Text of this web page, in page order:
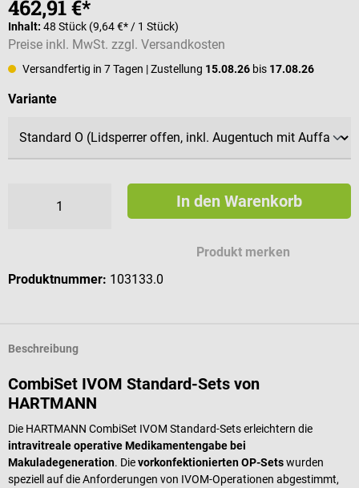
462,91 €*
Inhalt: 48 Stück (9,64 €* / 1 Stück)
Preise inkl. MwSt. zzgl. Versandkosten
Versandfertig in 7 Tagen | Zustellung 15.08.26 bis 17.08.26
Varianteauswählen
In den Warenkorb
Produkt merken
Produktnummer: 103133.0
Beschreibung
CombiSet IVOM Standard-Sets von
HARTMANN
Die HARTMANN CombiSet IVOM Standard-Sets erleichtern die
intravitreale operative Medikamentengabe bei
Makuladegeneration. Dievorkonfektionierten OP-Setswurden
speziell auf die Anforderungen von IVOM-Operationen abgestimmt,